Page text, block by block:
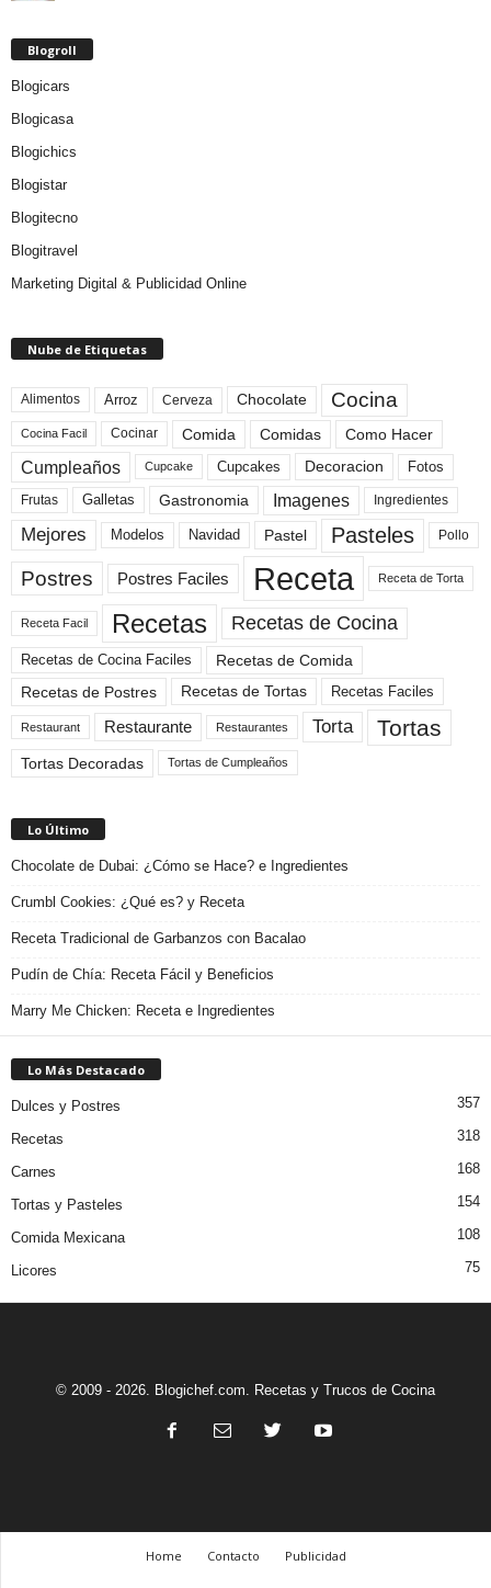
Blogroll
Blogicars
Blogicasa
Blogichics
Blogistar
Blogitecno
Blogitravel
Marketing Digital & Publicidad Online
Nube de Etiquetas
Alimentos Arroz Cerveza Chocolate Cocina
Cocina Facil Cocinar Comida Comidas Como Hacer
Cumpleaños Cupcake Cupcakes Decoracion Fotos
Frutas Galletas Gastronomia Imagenes Ingredientes
Mejores Modelos Navidad Pastel Pasteles Pollo
Postres Postres Faciles Receta Receta de Torta
Receta Facil Recetas Recetas de Cocina
Recetas de Cocina Faciles
Recetas de Comida
Recetas de Postres
Recetas de Tortas Recetas Faciles
Restaurant Restaurante Restaurantes Torta Tortas
Tortas Decoradas Tortas de Cumpleaños
Lo Último
Chocolate de Dubai: ¿Cómo se Hace? e Ingredientes
Crumbl Cookies: ¿Qué es? y Receta
Receta Tradicional de Garbanzos con Bacalao
Pudín de Chía: Receta Fácil y Beneficios
Marry Me Chicken: Receta e Ingredientes
Lo Más Destacado
Dulces y Postres 357
Recetas 318
Carnes 168
Tortas y Pasteles 154
Comida Mexicana 108
Licores 75
© 2009 - 2026. Blogichef.com. Recetas y Trucos de Cocina
Home Contacto Publicidad